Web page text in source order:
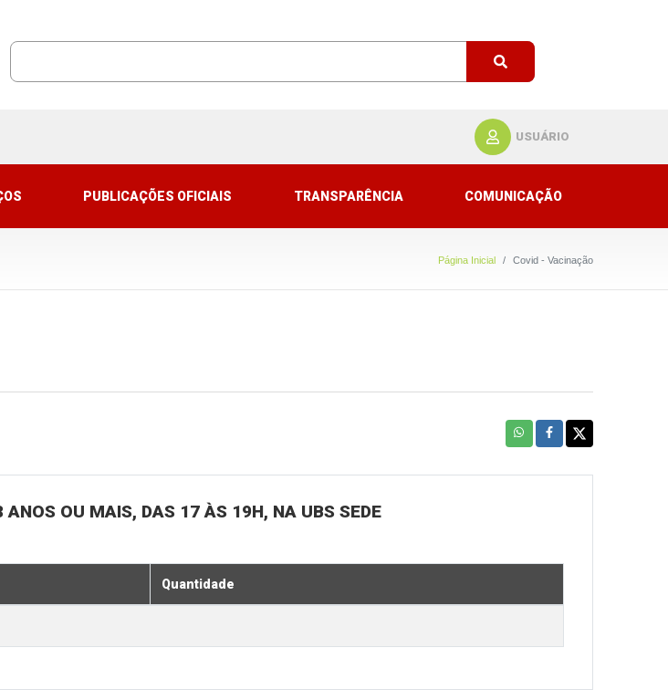
USUÁRIO
PUBLICAÇÕES OFICIAIS TRANSPARÊNCIA COMUNICAÇÃO
Página Inicial Covid - Vacinação
OU MAIS, DAS 17 ÀS 19H, NA UBS SEDE
Quantidade